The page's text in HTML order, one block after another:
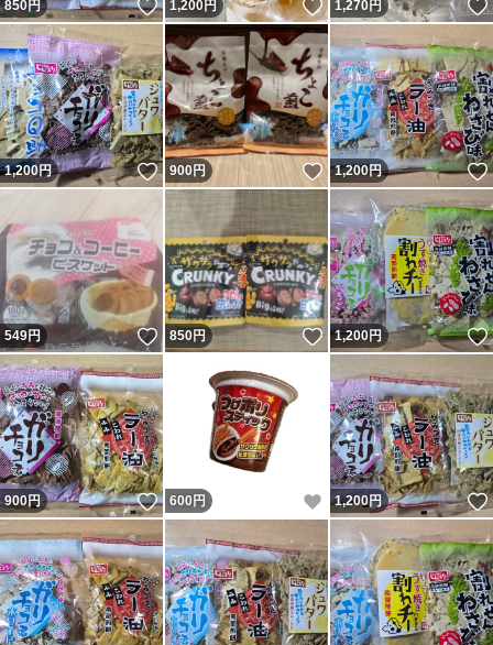
850円 いいね！
1,200円 いいね！
1,270円
1,200円 いいね！
900円 いいね！
1,200円
549円 いいね！
850円 いいね！
1,200円
900円 いいね！
600 円 いいね！
1,200円